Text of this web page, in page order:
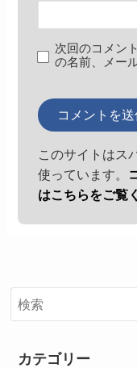
次回のコメン
の名前、メー
このサイトはス
使っています。
はこちらをご覧
カテゴリー